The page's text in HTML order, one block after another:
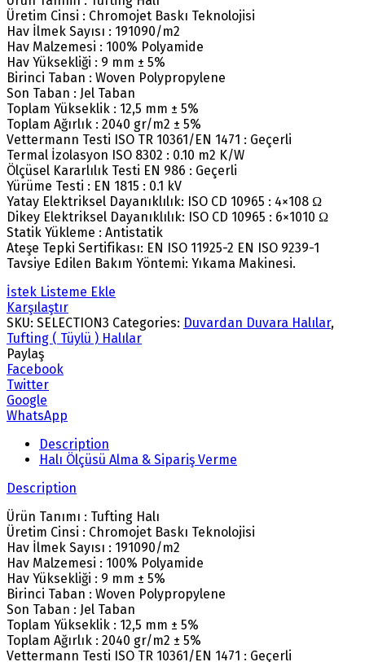
Üretim Cinsi : Chromojet Baskı Teknolojisi
Hav İlmek Sayısı : 191090/m2
Hav Malzemesi : 100% Polyamide
Hav Yüksekliği : 9 mm ± 5%
Birinci Taban : Woven Polypropylene
Son Taban : Jel Taban
Toplam Yükseklik : 12,5 mm ± 5%
Toplam Ağırlık : 2040 gr/m2 ± 5%
Vettermann Testi ISO TR 10361/EN 1471 : Geçerli
Termal İzolasyon ISO 8302 : 0.10 m2 K/W
Ölçüsel Kararlılık Testi EN 986 : Geçerli
Yürüme Testi : EN 1815 : 0.1 kV
Yatay Elektriksel Dayanıklılık: ISO CD 10965 : 4×108 Ω
Dikey Elektriksel Dayanıklılık: ISO CD 10965 : 6×1010 Ω
Statik Yükleme : Antistatik
Ateşe Tepki Sertifikası: EN ISO 11925-2 EN ISO 9239-1
Tavsiye Edilen Bakım Yöntemi: Yıkama Makinesi.
İstek Listeme Ekle
Karşılaştır
SKU: SELECTION3 Categories: Duvardan Duvara Halılar,
Tufting ( Tüylü ) Halılar
Paylaş
Facebook
Twitter
Google
WhatsApp
Description
Halı Ölçüsü Alma & Sipariş Verme
Description
Ürün Tanımı : Tufting Halı
Üretim Cinsi : Chromojet Baskı Teknolojisi
Hav İlmek Sayısı : 191090/m2
Hav Malzemesi : 100% Polyamide
Hav Yüksekliği : 9 mm ± 5%
Birinci Taban : Woven Polypropylene
Son Taban : Jel Taban
Toplam Yükseklik : 12,5 mm ± 5%
Toplam Ağırlık : 2040 gr/m2 ± 5%
Vettermann Testi ISO TR 10361/EN 1471 : Geçerli